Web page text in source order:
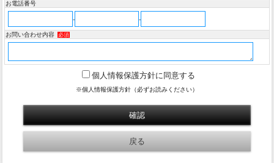
お電話番号
- -
お問い合わせ内容 必須
個人情報保護方針に同意する
※個人情報保護方針（必ずお読みください）